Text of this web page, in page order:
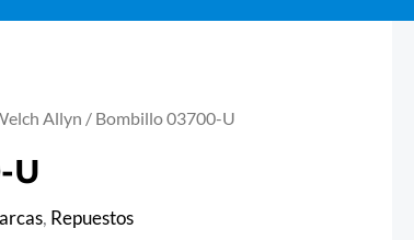
Allyn / Bombillo 03700-U
U
, Repuestos